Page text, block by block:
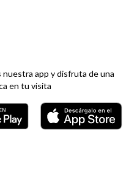
nuestra app y disfruta de una
en tu visita